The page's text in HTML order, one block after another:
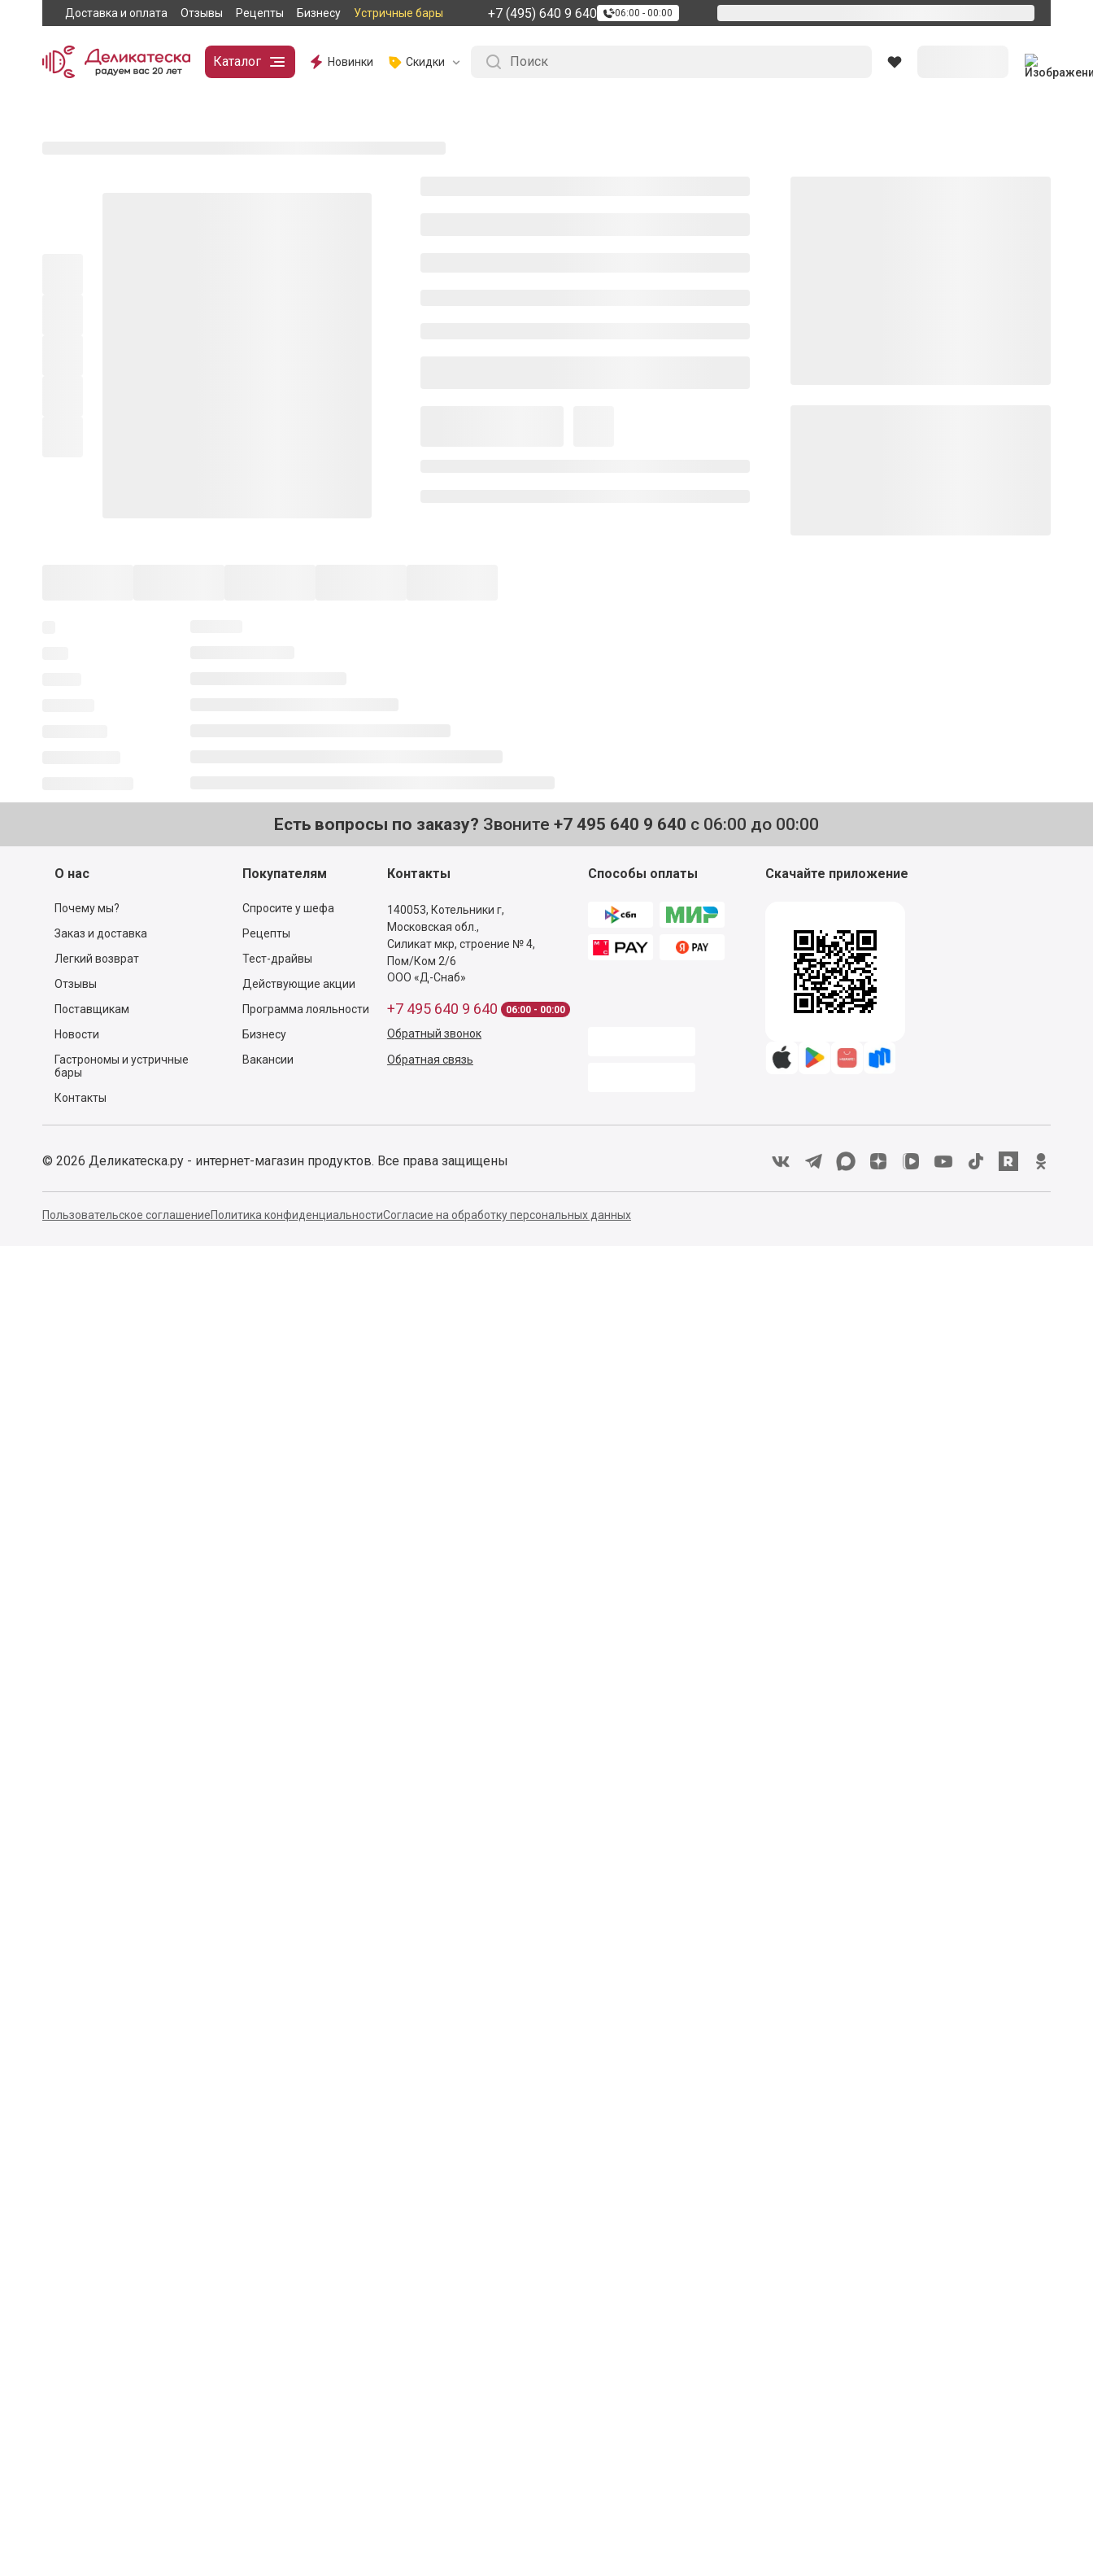
Доставка и оплата Отзывы Рецепты Бизнесу Устричные бары +7 (495) 640 9 640 06:00 - 00:00
Каталог Новинки Скидки
Есть вопросы по заказу? Звоните +7 495 640 9 640 с 06:00 до 00:00
О нас
Почему мы?
Заказ и доставка
Легкий возврат
Отзывы
Поставщикам
Новости
Гастрономы и устричные
бары
Контакты
Покупателям
Спросите у шефа
Рецепты
Тест-драйвы
Действующие акции
Программа лояльности
Бизнесу
Вакансии
Контакты
140053, Котельники г,
Московская обл.,
Силикат мкр, строение № 4,
Пом/Ком 2/6
ООО «Д-Снаб»
+7 495 640 9 640 06:00 - 00:00
Обратный звонок
Обратная связь
Способы оплаты Скачайте приложение
© 2026 Деликатеска.ру - интернет-магазин продуктов. Все права защищены
Пользовательское соглашениеПолитика конфиденциальностиСогласие на обработку персональных данных